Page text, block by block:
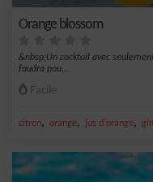
Orange blossom
&nbsp;Un cocktail avec
faudra pou...
Facile
citron, orange, jus d'orange, gin